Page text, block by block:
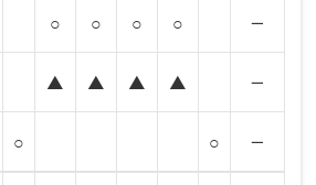
○ ○ ○ ○ －
▲ ▲ ▲ ▲ －
○ ○ －